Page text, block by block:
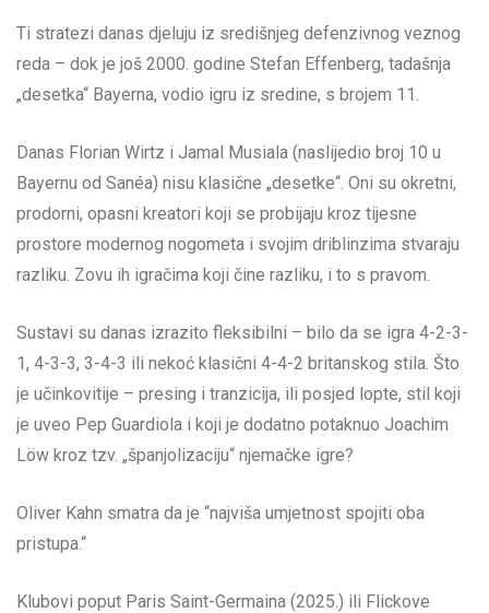
Ti stratezi danas djeluju iz središnjeg defenzivnog veznog
reda – dok je još 2000. godine Stefan Effenberg, tadašnja
„desetka“ Bayerna, vodio igru iz sredine, s brojem 11.
Danas Florian Wirtz i Jamal Musiala (naslijedio broj 10 u
Bayernu od Sanéa) nisu klasične „desetke“. Oni su okretni,
prodorni, opasni kreatori koji se probijaju kroz tijesne
prostore modernog nogometa i svojim driblinzima stvaraju
razliku. Zovu ih igračima koji čine razliku, i to s pravom.
Sustavi su danas izrazito fleksibilni – bilo da se igra 4-2-3-
1, 4-3-3, 3-4-3 ili nekoć klasični 4-4-2 britanskog stila. Što
je učinkovitije – presing i tranzicija, ili posjed lopte, stil koji
je uveo Pep Guardiola i koji je dodatno potaknuo Joachim
Löw kroz tzv. „španjolizaciju“ njemačke igre?
Oliver Kahn smatra da je “najviša umjetnost spojiti oba
pristupa.“
Klubovi poput Paris Saint-Germaina (2025.) ili Flickove